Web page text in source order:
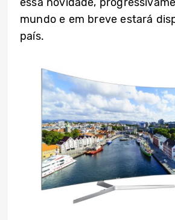
mundo e em breve estará
país.